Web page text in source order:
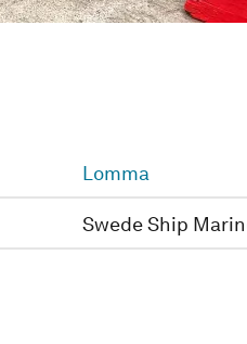
Lomma
Swede Ship